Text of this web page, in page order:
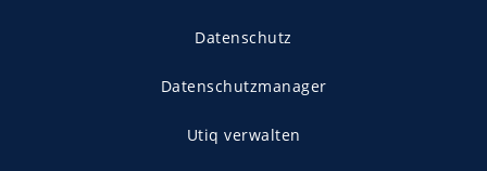
Datenschutz
Datenschutzmanager
Utiq verwalten